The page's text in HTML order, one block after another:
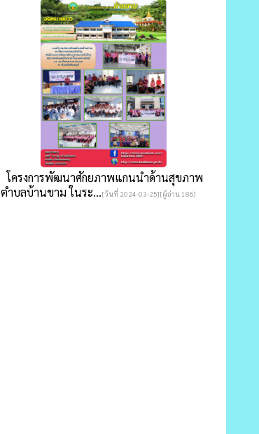
โครงการพัฒนาศักยภาพแกนนำด้านสุขภาพ
ตำบลบ้านขาม ในระ...[วันที่ 2024-03-25][ผู้อ่าน 186]